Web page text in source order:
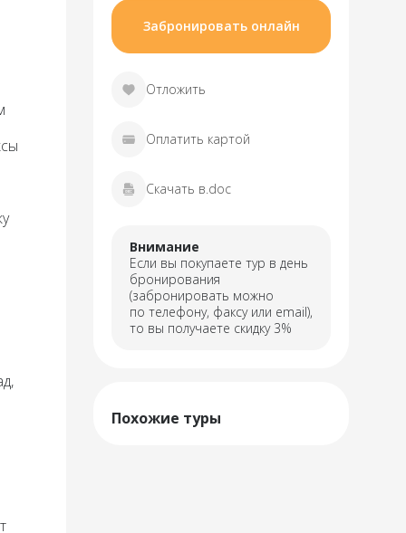
Забронировать онлайн
Отложить
Оплатить картой
Скачать в.doc
Внимание
Если вы покупаете тур в день
бронирования
(забронировать можно
по телефону, факсу или email),
то вы получаете скидку 3%
Похожие туры